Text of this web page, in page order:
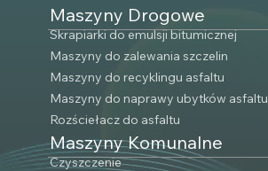
Producenta Pozwala
Zaoszczędzić
Maszyny Drogowe
Skrapiarki do emulsji bitumicznej
Maszyny do zalewania szczelin
Maszyny do recyklingu asfaltu
Maszyny do naprawy ubytków asfaltu
Rozściełacz do asfaltu
Maszyny Komunalne
Czyszczenie